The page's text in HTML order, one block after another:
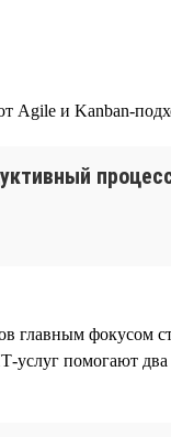
Agile и Kanban-
фокусом
услуг помогают